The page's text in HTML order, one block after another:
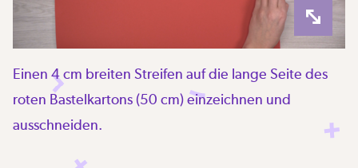
Einen 4 cm breiten Streifen auf die lange Seite des
roten Bastelkartons (50 cm) einzeichnen und
ausschneiden.